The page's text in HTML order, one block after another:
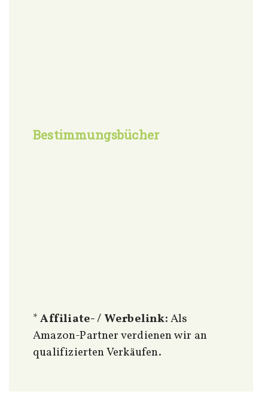
Bestimmungsbücher
*Affiliate- / Werbelink:Als
Amazon-Partner verdienen wir an
qualifizierten Verkäufen.